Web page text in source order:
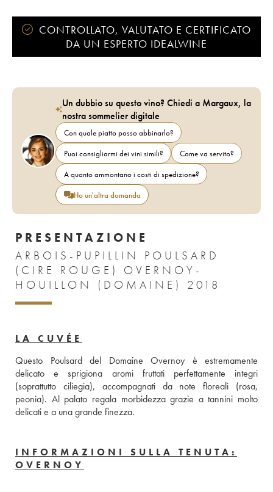
CONTROLLATO, VALUTATO E CERTIFICATO
DA UN ESPERTO IDEALWINE
Un dubbio su questo vino? Chiedi a Margaux, la
nostra sommelier digitale
Con quale piatto posso abbinarlo?
Puoi consigliarmi dei vini simili?
Come va servito?
A quanto ammontano i costi di spedizione?
Ho un'altra domanda
PRESENTAZIONE
ARBOIS-PUPILLIN POULSARD
(CIRE ROUGE) OVERNOY-
HOUILLON (DOMAINE) 2018
LA CUVÉE
Questo Poulsard del Domaine Overnoy è estremamente
delicato e sprigiona aromi fruttati perfettamente integri
(soprattutto ciliegia), accompagnati da note floreali (rosa,
peonia). Al palato regala morbidezza grazie a tannini molto
delicati e a una grande finezza.
INFORMAZIONI SULLA TENUTA:
OVERNOY